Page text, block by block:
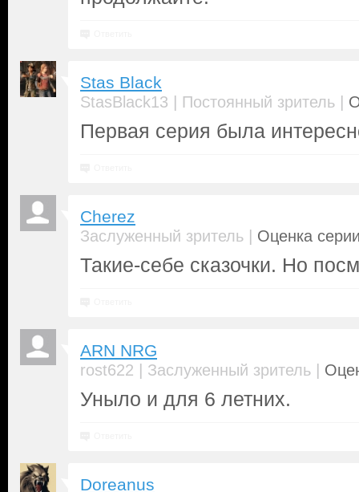
Stas Black
StasBlack13 | Постоянный зритель |
Первая серия была
Cherez
Заслуженный зритель | Оценка
Такие-себе сказочки. Но
ARN NRG
rost622 | Заслуженный зритель |
Уныло и для 6 летних.
Doreanus